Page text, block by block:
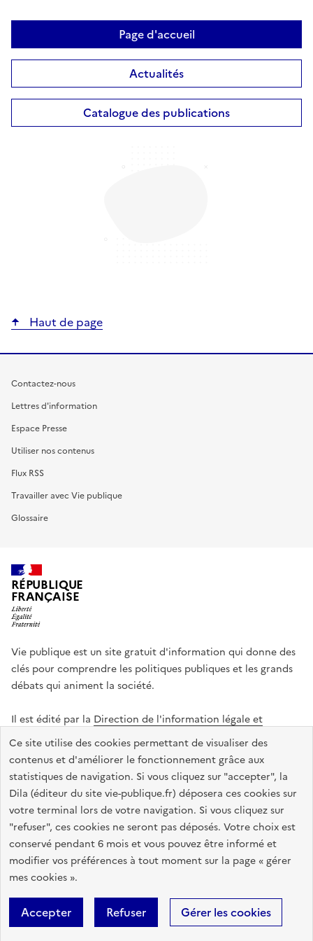
Ce site utilise des cookies permettant de visualiser des
contenus et d'améliorer le fonctionnement grâce aux
statistiques de navigation. Si vous cliquez sur "accepter", la
Dila (éditeur du site vie-publique.fr) déposera ces cookies sur
votre terminal lors de votre navigation. Si vous cliquez sur
"refuser", ces cookies ne seront pas déposés. Votre choix est
conservé pendant 6 mois et vous pouvez être informé et
modifier vos préférences à tout moment sur la page « gérer
mes cookies ».
Accepter Refuser Gérer les cookies
Page d'accueil
Actualités
Catalogue des publications
Haut de page
Contactez-nous
Lettres d'information
Espace Presse
Utiliser nos contenus
Flux RSS
Travailler avec Vie publique
Glossaire
RÉPUBLIQUE
FRANÇAISE
Vie publique est un site gratuit d'information qui donne des
clés pour comprendre les politiques publiques et les grands
débats qui animent la société.
Il est édité par la Direction de l'information légale et
administrative
legifrance.gouv.fr info.gouv.fr
data.gouv.fr
service-public.gouv.fr
Accessibilité : totalement conforme
Données personnelles
Sauf mention contraire, tous les textes de ce site sont sous